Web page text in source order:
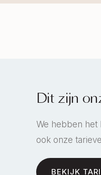
Dit zijn
We hebben het
ook onze
BEKIJK